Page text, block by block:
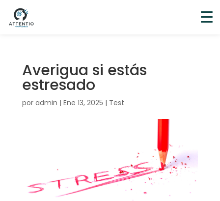
Averigua si estás
estresado
por admin | Ene 13, 2025 | Test